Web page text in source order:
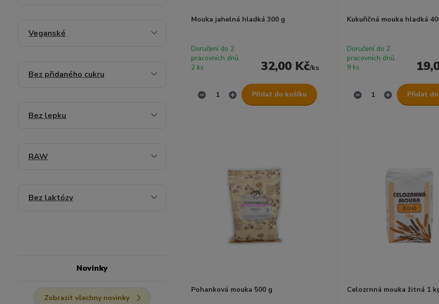
Mouka jahelná hladká 300 g
32,00 Kč/ks
Doručení do 2
pracovních dnů.
2 ks
Přidat do košíku
Kukuřičná mouka hladká
Doručení do 2
pracovních dnů.
9 ks
Přidat
Pohanková mouka 500 g Celozrnná mouka žitná 1
Veganské
Bez přidaného cukru
Bez lepku
RAW
Bez laktózy
Novinky
Zobrazit všechny novinky